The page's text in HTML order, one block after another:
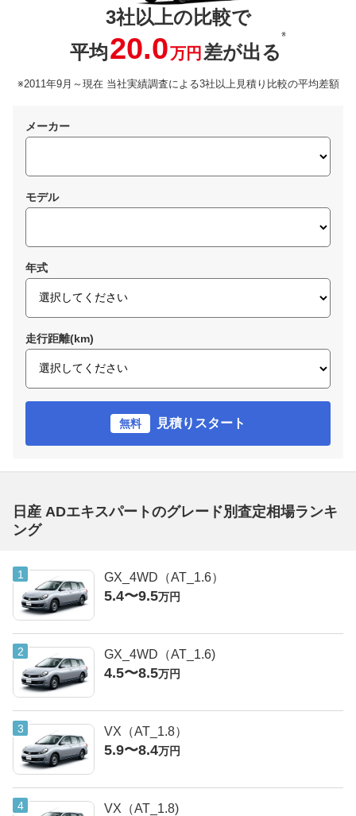
3社以上の比較で
平均20.0万円 差が出る
※
※2011年9月～現在 当社実績調査による3社以上見積り比較の平均差額
メーカー
モデル
年式
走行距離(km)
無料 見積りスタート
日産 ADエキスパートのグレード別査定相場ランキ
ング
GX_4WD（AT_1.6）
5.4〜9.5万円
GX_4WD（AT_1.6)
4.5〜8.5万円
VX（AT_1.8）
5.9〜8.4万円
VX（AT_1.8)